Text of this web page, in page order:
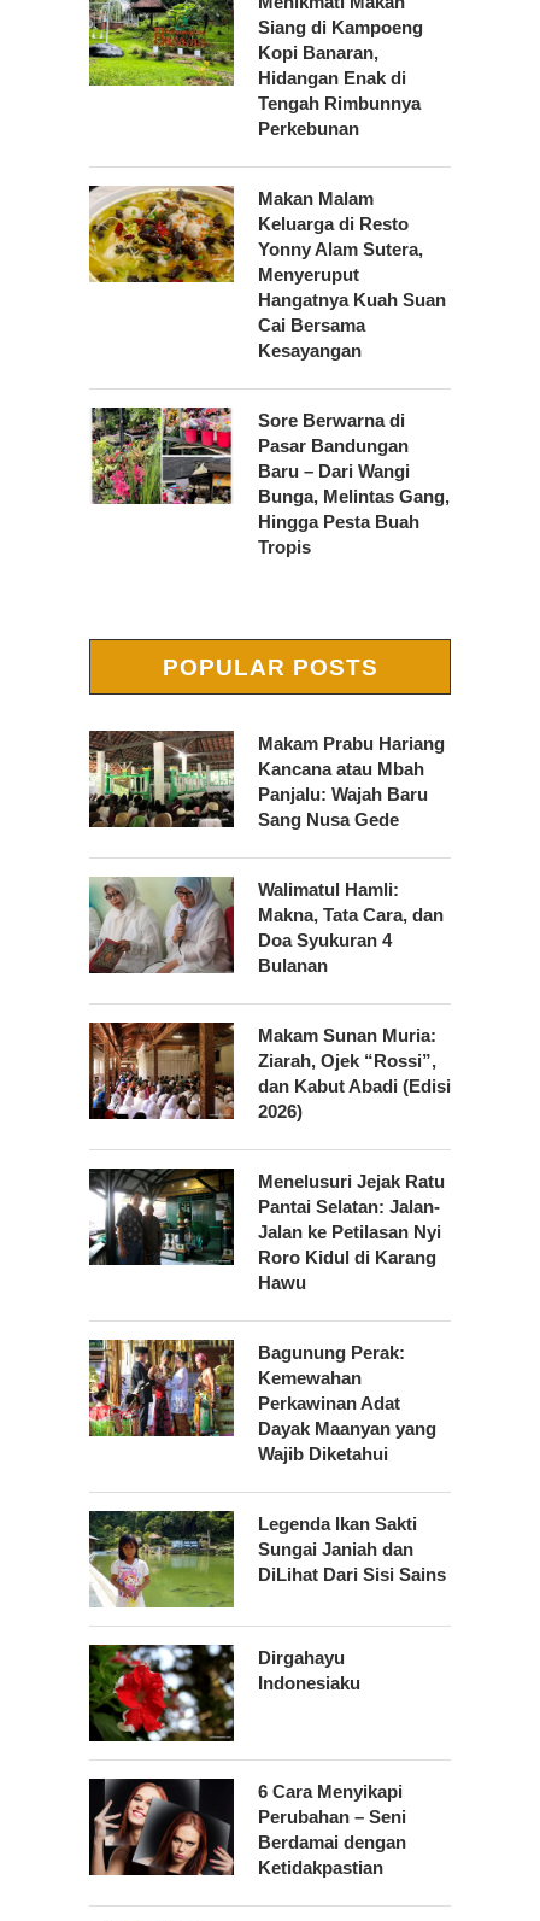
Siang di Kampoeng
Kopi Banaran,
Hidangan Enak di
Tengah Rimbunnya
Perkebunan
Makan Malam
Keluarga di Resto
Yonny Alam Sutera,
Menyeruput
Hangatnya Kuah Suan
Cai Bersama
Kesayangan
Sore Berwarna di
Pasar Bandungan
Baru – Dari Wangi
Bunga, Melintas Gang,
Hingga Pesta Buah
Tropis
POPULAR POSTS
Makam Prabu Hariang
Kancana atau Mbah
Panjalu: Wajah Baru
Sang Nusa Gede
Walimatul Hamli:
Makna, Tata Cara, dan
Doa Syukuran 4
Bulanan
Makam Sunan Muria:
Ziarah, Ojek “Rossi”,
dan Kabut Abadi (Edisi
2026)
Menelusuri Jejak Ratu
Pantai Selatan: Jalan-
Jalan ke Petilasan Nyi
Roro Kidul di Karang
Hawu
Bagunung Perak:
Kemewahan
Perkawinan Adat
Dayak Maanyan yang
Wajib Diketahui
Legenda Ikan Sakti
Sungai Janiah dan
DiLihat Dari Sisi Sains
Dirgahayu
Indonesiaku
6 Cara Menyikapi
Perubahan – Seni
Berdamai dengan
Ketidakpastian